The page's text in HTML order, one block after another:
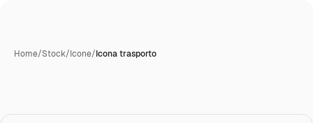
Home/Stock/Icone/Icona trasporto